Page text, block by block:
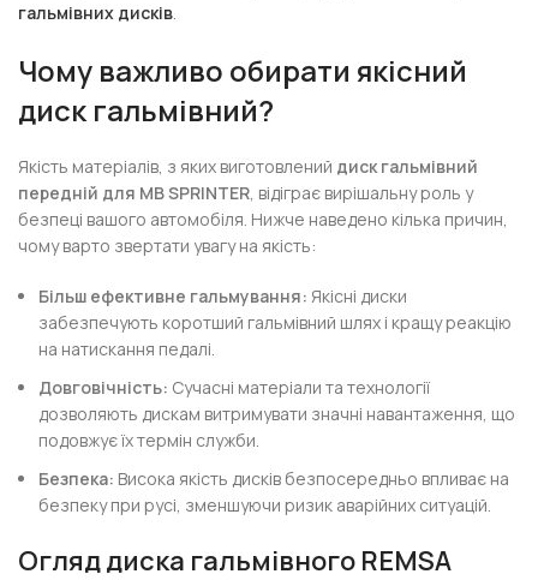
гальмівних дисків.
Чому важливо обирати якісний
диск гальмівний?
Якість матеріалів, з яких виготовлений диск гальмівний
передній для MB SPRINTER, відіграє вирішальну роль у
безпеці вашого автомобіля. Нижче наведено кілька причин,
чому варто звертати увагу на якість:
Більш ефективне гальмування: Якісні диски
забезпечують коротший гальмівний шлях і кращу реакцію
на натискання педалі.
Довговічність: Сучасні матеріали та технології
дозволяють дискам витримувати значні навантаження, що
подовжує їх термін служби.
Безпека: Висока якість дисків безпосередньо впливає на
безпеку при русі, зменшуючи ризик аварійних ситуацій.
Огляд диска гальмівного REMSA